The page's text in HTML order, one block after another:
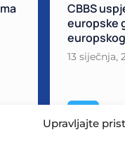
Upravljajte
CBBS
europske
13 siječnja,
B